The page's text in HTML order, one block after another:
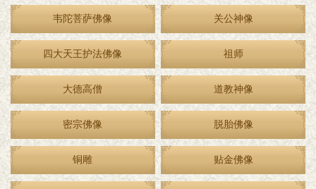
韦陀菩萨佛像 关公神像
四大天王护法佛像 祖师
大德高僧 道教神像
密宗佛像 脱胎佛像
铜雕 贴金佛像